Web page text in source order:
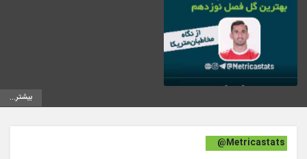
بیشتر...
@Metricastats